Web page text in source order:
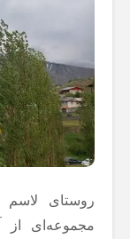
روستای لاسم
مجموعه‌ای از